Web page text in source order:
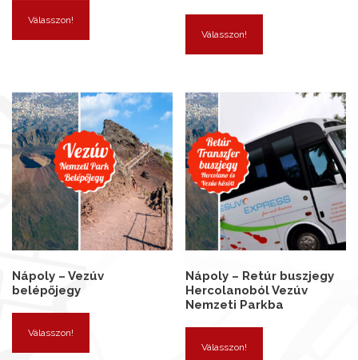
Válasszon!
Válasszon!
Nápoly – Vezúv
belépőjegy
Válasszon!
Nápoly – Retúr buszjegy
Hercolanoból Vezúv
Nemzeti Parkba
Válasszon!